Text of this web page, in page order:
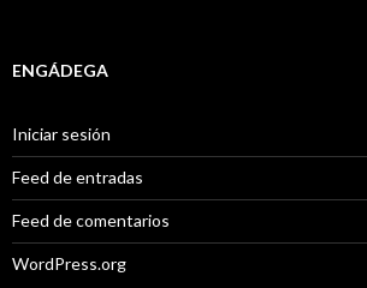
ENGÁDEGA
Iniciar sesión
Feed de entradas
Feed de comentarios
WordPress.org